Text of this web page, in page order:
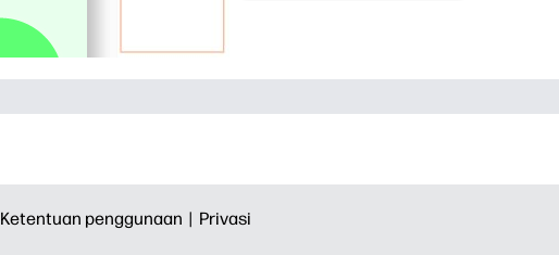
Ketentuan penggunaan | Privasi